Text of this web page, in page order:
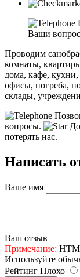
Ваши
Проводим
комнаты,
дома, кафе,
офисы, погреба,
склады,
вопросы.
потерять нас.
Написать
Ваше имя
Ваш отзыв
Примечание:
Используйте
Рейтинг Плохо